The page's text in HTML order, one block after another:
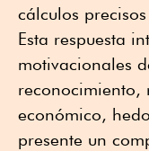
cálculos
Esta respuesta
motivacionales
reconocimiento,
económico,
presente un